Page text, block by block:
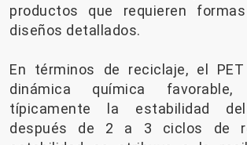
productos que requieren
diseños detallados.
En términos de reciclaje, el
dinámica química favorable,
típicamente la estabilidad
después de 2 a 3 ciclos de